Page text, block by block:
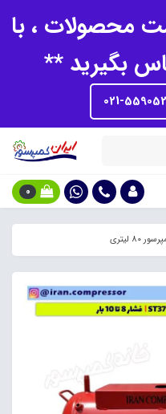
محصولات ، با
بگیرید **
0
80 لیتری